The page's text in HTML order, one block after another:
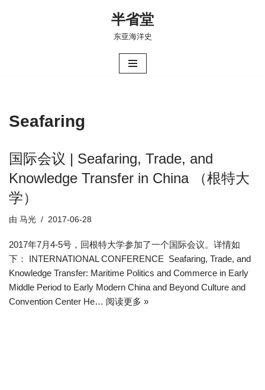
半省堂
东亚海洋史
Seafaring
国际会议 | Seafaring, Trade, and
Knowledge Transfer in China （根特大
学）
由 马光 2017-06-28
2017年7月4-5号，回根特大学参加了一个国际会议。详情如
下： INTERNATIONAL CONFERENCE Seafaring, Trade, and
Knowledge Transfer: Maritime Politics and Commerce in Early
Middle Period to Early Modern China and Beyond Culture and
Convention Center He… 阅读更多 »